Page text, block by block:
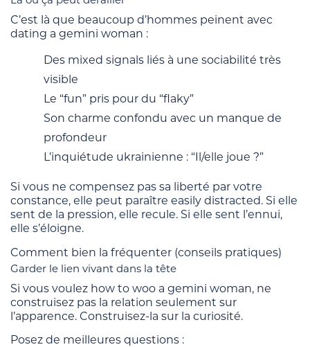
C’est là que beaucoup d’hommes peinent avec
dating a gemini woman :
Des mixed signals liés à une sociabilité très
visible
Le “fun” pris pour du “flaky”
Son charme confondu avec un manque de
profondeur
L’inquiétude ukrainienne : “Il/elle joue ?”
Si vous ne compensez pas sa liberté par votre
constance, elle peut paraître easily distracted. Si elle
sent de la pression, elle recule. Si elle sent l’ennui,
elle s’éloigne.
Comment bien la fréquenter (conseils pratiques)
Garder le lien vivant dans la tête
Si vous voulez how to woo a gemini woman, ne
construisez pas la relation seulement sur
l’apparence. Construisez-la sur la curiosité.
Posez de meilleures questions :